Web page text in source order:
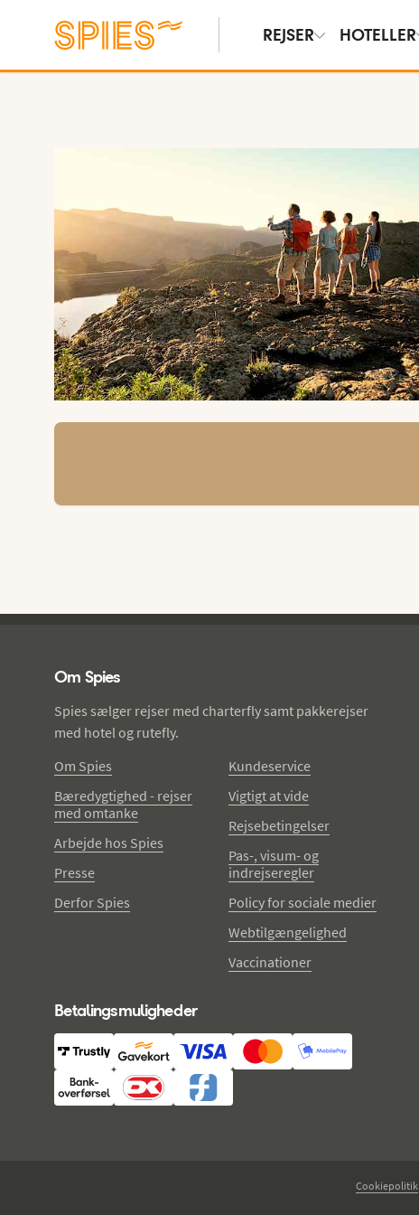
REJSER HOTELLER
Om Spies
Spies sælger rejser med charterfly samt pakkerejser
med hotel og rutefly.
Om Spies
Bæredygtighed - rejser
med omtanke
Arbejde hos Spies
Presse
Derfor Spies
Kundeservice
Vigtigt at vide
Rejsebetingelser
Pas-, visum- og
indrejseregler
Policy for sociale medier
Webtilgængelighed
Vaccinationer
Betalingsmuligheder
Cookiepolitik